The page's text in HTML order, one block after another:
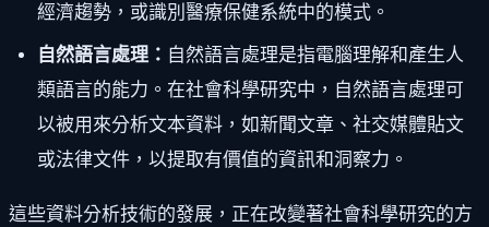
經濟趨勢，或識別醫療保健系統中的模式。
自然語言處理： 自然語言處理是指電腦理解和產生人
類語言的能力。在社會科學研究中，自然語言處理可
以被用來分析文本資料，如新聞文章、社交媒體貼文
或法律文件，以提取有價值的資訊和洞察力。
這些資料分析技術的發展，正在改變著社會科學研究的方